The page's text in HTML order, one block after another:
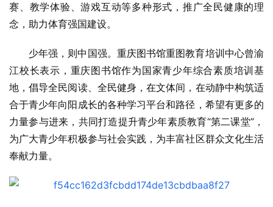
赛、教学体验、游戏互动等多种形式，推广全民健康的理
念，助力体育强国建设。
少年强，则中国强。重庆图书馆重图教育培训中心曾渝
江校长表示，重庆图书馆作为国家青少年综合素质培训基
地，倡导全民阅读、全民健身，在文体间，在动静中构筑适
合于青少年向阳成长的各种学习平台和路径，希望有更多的
力量参与进来，共同打造提升青少年素质教育“第二课堂”，
为广大青少年积极参与社会实践，为丰富社区群众文化生活
奉献力量。